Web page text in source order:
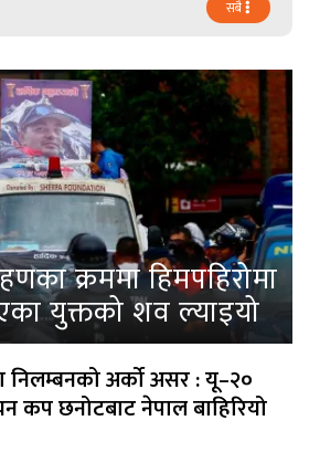
सबै
क्रममा हिमपहिरोमा
युक्तको शव ल्याइयो
निलम्बनको अर्को असर : यू–२०
कप छनोटबाट नेपाल बाहिरियो